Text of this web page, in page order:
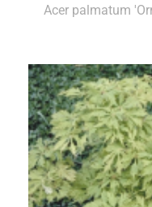
Acer palmatum